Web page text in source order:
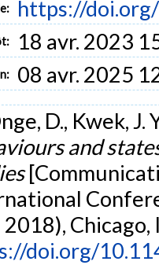
https://
18 avr. 2023
08 avr. 2025
D., Kwek, J.
and
2018),
doi.org/